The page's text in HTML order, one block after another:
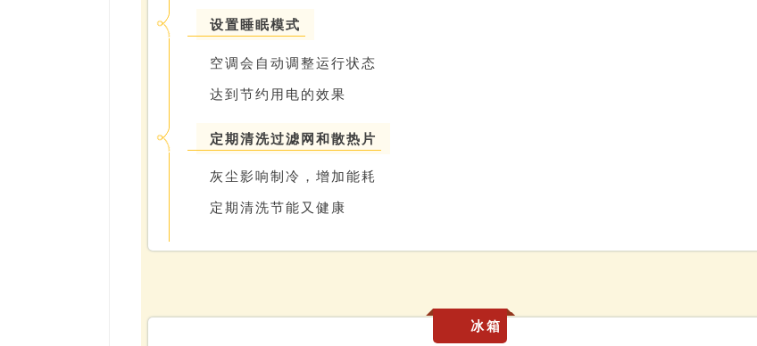
设置睡眠模式
空调会自动调整运行状态
达到节约用电的效果
定期清洗过滤网和散热片
灰尘影响制冷，增加能耗
定期清洗节能又健康
冰箱